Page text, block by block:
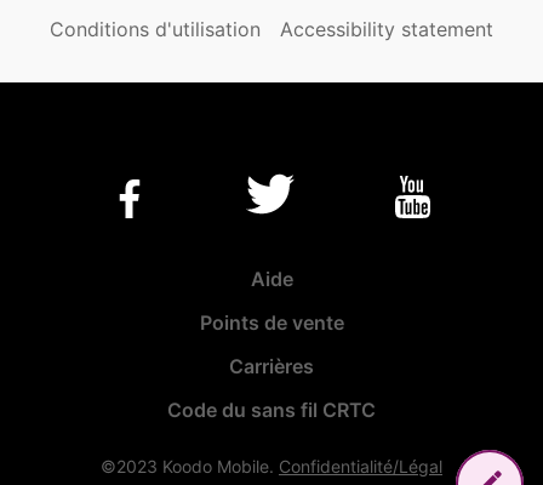
Conditions d'utilisation Accessibility statement
Aide
Points de vente
Carrières
Code du sans fil CRTC
©2023 Koodo Mobile. Confidentialité/Légal